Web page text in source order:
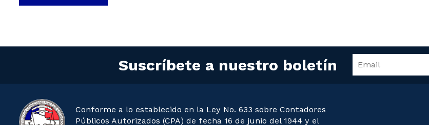
Suscríbete a nuestro boletín
Conforme a lo establecido en la Ley No. 633 sobre Contadores
Públicos Autorizados (CPA) de fecha 16 de junio del 1944 y el